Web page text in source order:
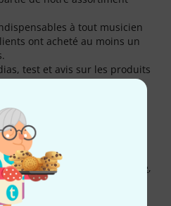
à tout musicien
ont acheté au moins un
test et avis sur les produits
procurer un grand nombre d
que 5517 images, 365
clients.
Pro sont au top des ventes
parmi les catégories
,Autres Housses & Etuis
pour Equipement Lumière,
Cases pour Claviers
serait l'article